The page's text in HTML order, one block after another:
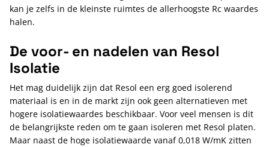
kan je zelfs in de kleinste ruimtes de allerhoogste Rc waardes
halen.
De voor- en nadelen van Resol
Isolatie
Het mag duidelijk zijn dat Resol een erg goed isolerend
materiaal is en in de markt zijn ook geen alternatieven met
hogere isolatiewaardes beschikbaar. Voor veel mensen is dit
de belangrijkste reden om te gaan isoleren met Resol platen.
Maar naast de hoge isolatiewaarde vanaf 0,018 W/mK zitten